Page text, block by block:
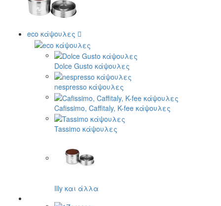
eco κάψουλες
Dolce Gusto κάψουλες
nespresso κάψουλες
Cafissimo, Caffitaly, K-fee κάψουλες
Tassimo κάψουλες
Illy και άλλα